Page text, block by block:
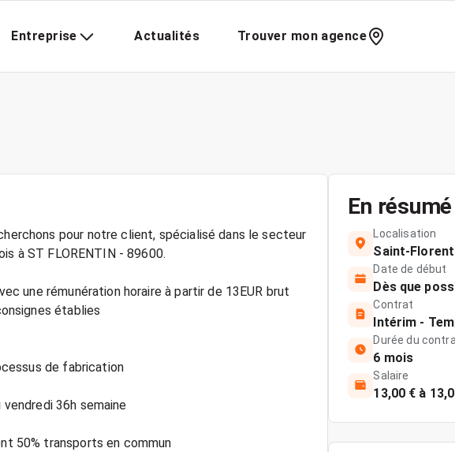
Entreprise Actualités Trouver mon agence
pour notre client, spécialisé dans le secteur
à ST FLORENTIN - 89600.
une rémunération horaire à partir de 13EUR brut
établies
de fabrication
36h semaine
50% transports en commun
En résumé
Localisation
Saint-
Date de début
Dès que
Contrat
Intérim -
Durée du
6 mois
Salaire
13,00 € à